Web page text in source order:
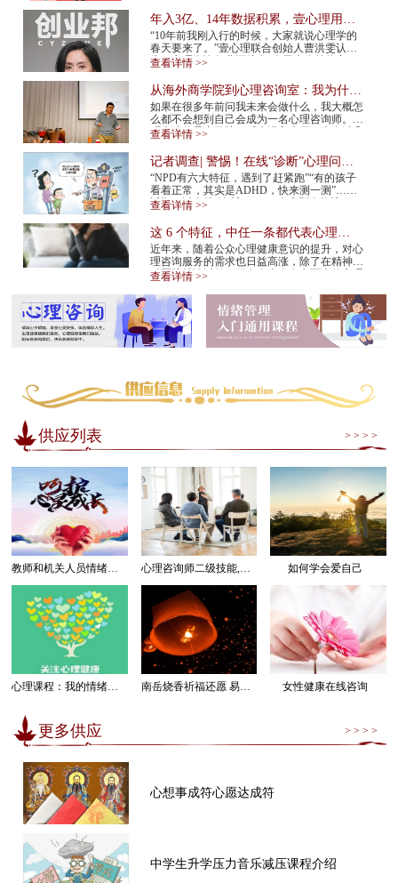
2024年...
年入3亿、14年数据积累，壹心理用AI
打造心理服务行业“小怪兽”
“10年前我刚入行的时候，大家就说心理学的
春天要来了。”壹心理联合创始人曹洪雯认
为，心理咨询行业还处在“春天来临前的寒
标准...
查看详情 >>
从海外商学院到心理咨询室：我为什么
在34岁决定转行
如果在很多年前问我未来会做什么，我大概怎
么都不会想到自己会成为一名心理咨询师。我
硕士读的是商学院。后来进入大厂，也有过几
常、...
查看详情 >>
记者调查| 警惕！在线“诊断”心理问
题，越治越病！
“NPD有六大特征，遇到了赶紧跑”“有的孩子
看着正常，其实是ADHD，快来测一测”……
近期，以在线“诊断”NPD（自恋型人格障
的视频在网...
查看详情 >>
这 6 个特征，中任一条都代表心理咨
询师不靠谱！赶紧换
近年来，随着公众心理健康意识的提升，对心
理咨询服务的需求也日益高涨，除了在精神专
科医院就诊以外，很多人也会在市面上的心理
备...
查看详情 >>
供应列表 > > > >
如何学会爱自己
南岳烧香祈福还愿 易经卜卦算命求运 女性健康在线咨询
更多供应 > > > >
心想事成符心愿达成符
中学生升学压力音乐减压课程介绍